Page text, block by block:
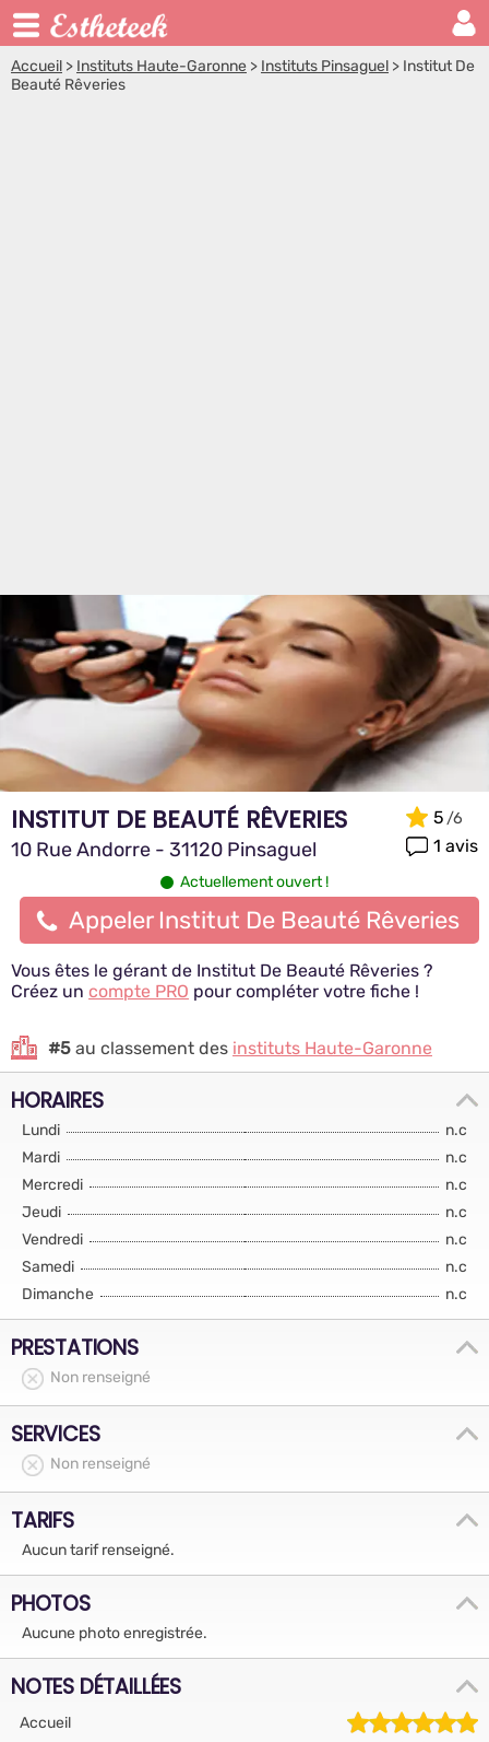
Accueil > Instituts Haute-Garonne > Instituts Pinsaguel > Institut De
Beauté Rêveries
INSTITUT DE BEAUTÉ RÊVERIES
10 Rue Andorre - 31120 Pinsaguel
5
1 avis
Actuellement ouvert !
Appeler Institut De Beauté Rêveries
Vous êtes le gérant de Institut De Beauté Rêveries ?
Créez un compte PRO pour compléter votre fiche !
#5 au classement des instituts Haute-Garonne
HORAIRES
Lundi
n.c
Mardi
n.c
Mercredi
n.c
Jeudi
n.c
Vendredi
n.c
Samedi
n.c
Dimanche
n.c
PRESTATIONS
Non renseigné
SERVICES
Non renseigné
TARIFS
Aucun tarif renseigné.
PHOTOS
Aucune photo enregistrée.
NOTES DÉTAILLÉES
Accueil